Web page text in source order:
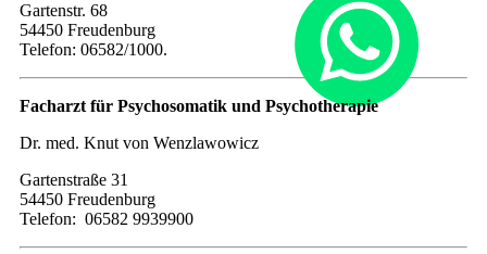
Gartenstr. 68
54450 Freudenburg
Telefon: 06582/1000.
Facharzt für Psychosomatik und Psychotherapie
Dr. med. Knut von Wenzlawowicz
Gartenstraße 31
54450 Freudenburg
Telefon: 06582 9939900